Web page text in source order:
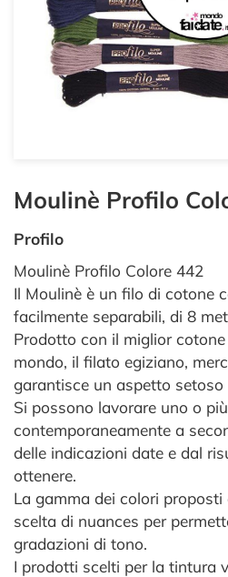
Moulinè Profilo
Profilo
Moulinè Profilo Colore 442
Il Moulinè è un filo di cotone
facilmente separabili, di 8
Prodotto con il miglior
mondo, il filato egiziano,
garantisce un aspetto setoso
Si possono lavorare uno o
contemporaneamente a
delle indicazioni date e dal
ottenere.
La gamma dei colori proposti
scelta di nuances per
gradazioni di tono.
I prodotti scelti per la tintura